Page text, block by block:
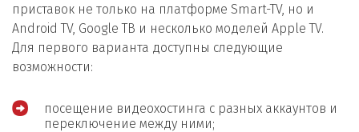
приставок не только на платформе Smart-TV, но и
Android TV, Google ТВ и несколько моделей Apple TV.
Для первого варианта доступны следующие
возможности:
посещение видеохостинга с разных аккаунтов и
переключение между ними;